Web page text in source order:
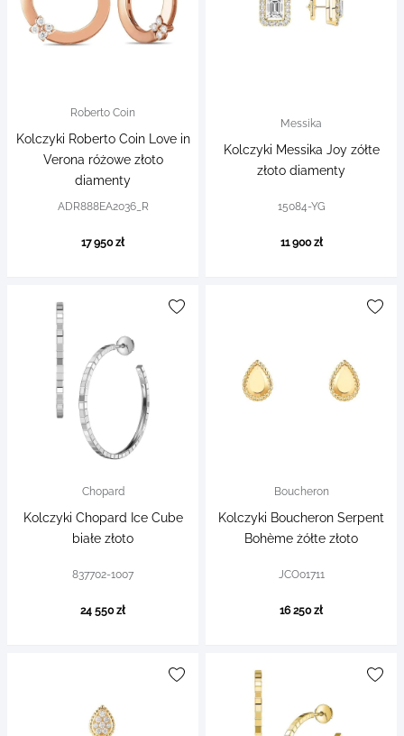
Roberto Coin
Kolczyki Roberto Coin Love in
Verona różowe złoto
diamenty
ADR888EA2036_R
17 950 zł
Messika
Kolczyki Messika Joy zółte
złoto diamenty
15084-YG
11 900 zł
Chopard
Kolczyki Chopard Ice Cube
białe złoto
837702-1007
24 550 zł
Boucheron
Kolczyki Boucheron Serpent
Bohème żółte złoto
JCO01711
16 250 zł